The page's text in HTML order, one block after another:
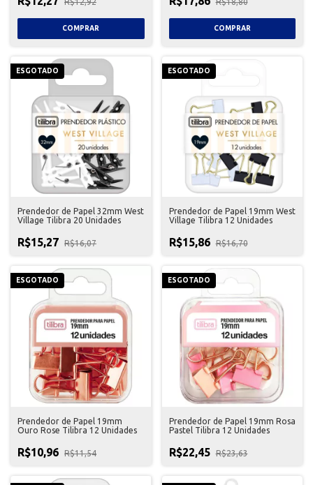
ESGOTADO
Prendedor de Papel 32mm West
Village Tilibra 20 Unidades
R$15,27 R$16,07
ESGOTADO
Prendedor de Papel 19mm West
Village Tilibra 12 Unidades
R$15,86 R$16,70
ESGOTADO
Prendedor de Papel 19mm
Ouro Rose Tilibra 12 Unidades
R$10,96 R$11,54
ESGOTADO
Prendedor de Papel 19mm Rosa
Pastel Tilibra 12 Unidades
R$22,45 R$23,63